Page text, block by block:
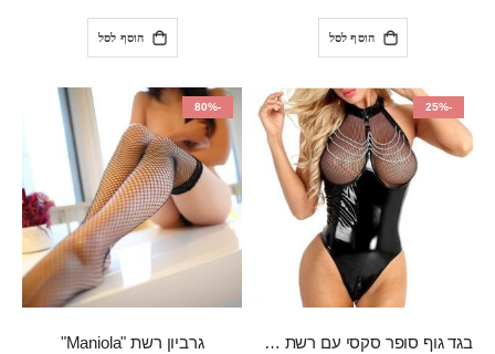
הוסף לסל הוסף לסל
-25%
בגד גוף סופר סקסי עם רשת שקופה בחזה ושרשרות מלמעלה וריצרץ מלמטה Pan במפשעה
-80%
גרביון רשת "Maniola"